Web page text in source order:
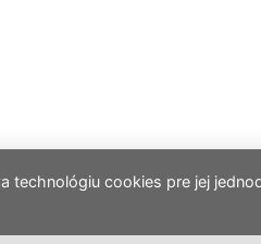
technológiu cookies pre jej